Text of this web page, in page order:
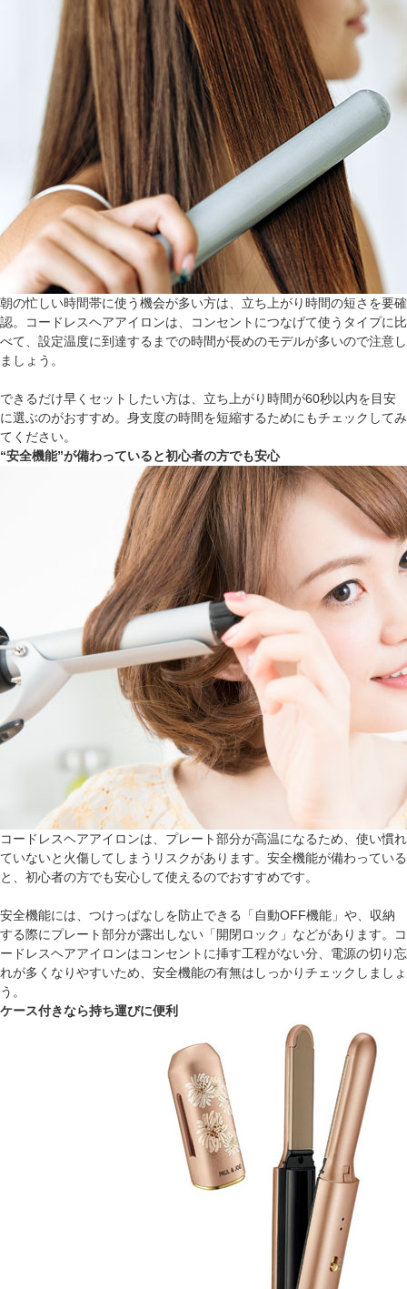
朝の忙しい時間帯に使う機会が多い方は、立ち上がり時間の短さを要確
認。コードレスヘアアイロンは、コンセントにつなげて使うタイプに比
べて、設定温度に到達するまでの時間が長めのモデルが多いので注意し
ましょう。
できるだけ早くセットしたい方は、立ち上がり時間が60秒以内を目安
に選ぶのがおすすめ。身支度の時間を短縮するためにもチェックしてみ
てください。
“安全機能”が備わっていると初心者の方でも安心
コードレスヘアアイロンは、プレート部分が高温になるため、使い慣れ
ていないと火傷してしまうリスクがあります。安全機能が備わっている
と、初心者の方でも安心して使えるのでおすすめです。
安全機能には、つけっぱなしを防止できる「自動OFF機能」や、収納
する際にプレート部分が露出しない「開閉ロック」などがあります。コ
ードレスヘアアイロンはコンセントに挿す工程がない分、電源の切り忘
れが多くなりやすいため、安全機能の有無はしっかりチェックしましょ
う。
ケース付きなら持ち運びに便利